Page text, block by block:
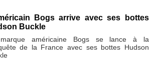
Bogs arrive avec ses bottes
Buckle
américaine Bogs se lance à la
de la France avec ses bottes Hudson